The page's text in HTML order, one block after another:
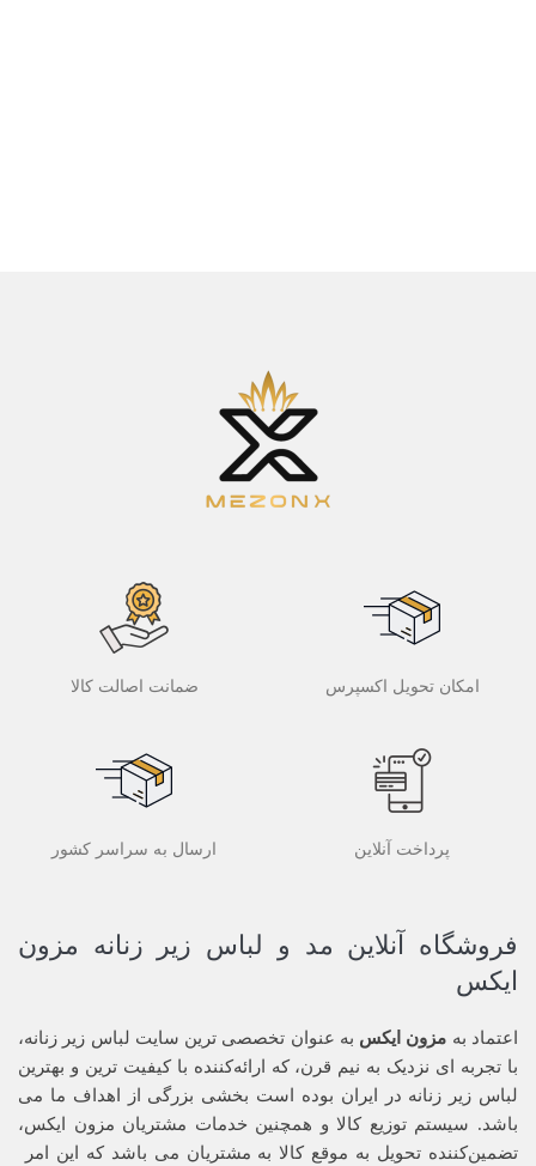
امکان تحویل اکسپرس ضمانت اصالت کالا
پرداخت آنلاین ارسال به سراسر کشور
فروشگاه آنلاین مد و لباس زیر زنانه مزون
ایکس
اعتماد به مزون ایکس به عنوان تخصصی ترین سایت لباس زیر زنانه،
با تجربه ای نزدیک به نیم قرن، که ارائه‌کننده با کیفیت ترین و بهترین
لباس زیر زنانه در ایران بوده ‌است بخشی بزرگی از اهداف ما می
باشد. سیستم توزیع کالا و همچنین خدمات مشتریان مزون ایکس،
تضمین‌کننده‌ تحویل به موقع کالا به مشتریان می باشد که این امر